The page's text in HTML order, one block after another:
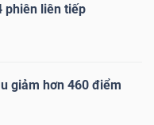
phiên liên tiếp
giảm hơn 460 điểm